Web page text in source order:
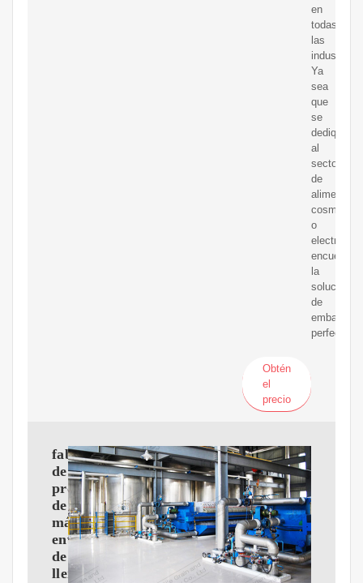
en
todas
las
industrias.
Ya
sea
que
se
dedique
al
sector
de
alimentos,
o
encuentre
la
solución
de
embalaje
perfecta.
Obtén
el
precio
fabricante
de
proveedores
de
máquinas
envasadoras
de
llenado